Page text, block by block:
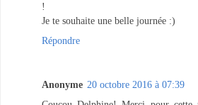
!
Je te souhaite une belle journée :)
Répondre
Anonyme 20 octobre 2016 à 07:39